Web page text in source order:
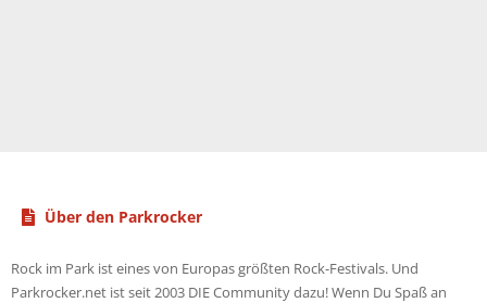
Über den Parkrocker
Rock im Park ist eines von Europas größten Rock-Festivals. Und
Parkrocker.net ist seit 2003 DIE Community dazu! Wenn Du Spaß an